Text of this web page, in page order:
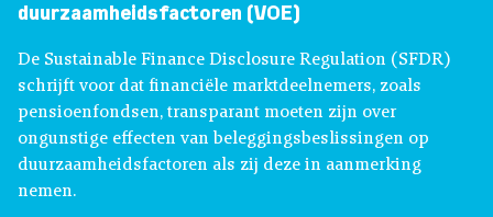
duurzaamheidsfactoren (VOE)
De Sustainable Finance Disclosure Regulation (SFDR)
schrijft voor dat financiële marktdeelnemers, zoals
pensioenfondsen, transparant moeten zijn over
ongunstige effecten van beleggingsbeslissingen op
duurzaamheidsfactoren als zij deze in aanmerking
nemen.